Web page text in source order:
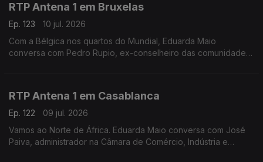
RTP Antena 1 em Bruxelas
Ep. 123
10 jul. 2026
Com a Bélgica nos quartos do Mundial, Eduarda Maio
conversa com Pedro Rupio, ex-conselheiro das comunidades
RTP Antena 1 em Casablanca
Ep. 122
09 jul. 2026
Vamos ao Norte de África. Eduarda Maio conversa com José
Paiva, administrador na Câmara de Comércio, Indústria e